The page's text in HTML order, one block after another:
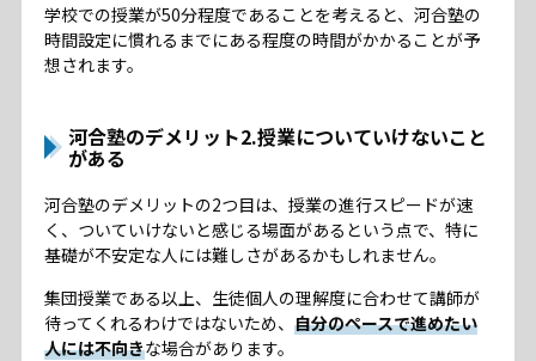
学校での授業が50分程度であることを考えると、河合塾の
時間設定に慣れるまでにある程度の時間がかかることが予
想されます。
河合塾のデメリット2.授業についていけないこと
がある
河合塾のデメリットの2つ目は、授業の進行スピードが速
く、ついていけないと感じる場面があるという点で、特に
基礎が不安定な人には難しさがあるかもしれません。
集団授業である以上、生徒個人の理解度に合わせて講師が
待ってくれるわけではないため、 自分のペースで進めたい
人には不向きな場合があります。